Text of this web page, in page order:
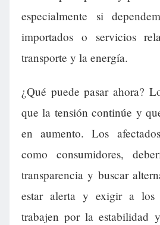
especialmente si
importados o servicios
transporte y la energía.
¿Qué puede pasar ahora?
que la tensión continúe y
en aumento. Los
como consumidores,
transparencia y buscar
estar alerta y exigir a los
trabajen por la estabilidad